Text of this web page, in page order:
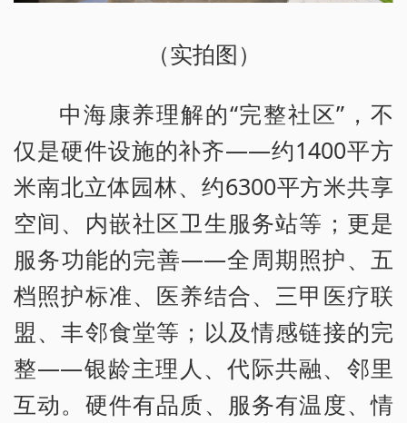
（实拍图）
中海康养理解的“完整社区”，不
仅是硬件设施的补齐——约1400平方
米南北立体园林、约6300平方米共享
空间、内嵌社区卫生服务站等；更是
服务功能的完善——全周期照护、五
档照护标准、医养结合、三甲医疗联
盟、丰邻食堂等；以及情感链接的完
整——银龄主理人、代际共融、邻里
互动。硬件有品质、服务有温度、情